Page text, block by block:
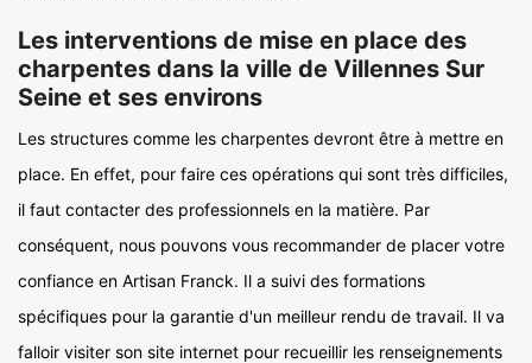
Les interventions de mise en place des
charpentes dans la ville de Villennes Sur
Seine et ses environs
Les structures comme les charpentes devront être à mettre en
place. En effet, pour faire ces opérations qui sont très difficiles,
il faut contacter des professionnels en la matière. Par
conséquent, nous pouvons vous recommander de placer votre
confiance en Artisan Franck. Il a suivi des formations
spécifiques pour la garantie d'un meilleur rendu de travail. Il va
falloir visiter son site internet pour recueillir les renseignements